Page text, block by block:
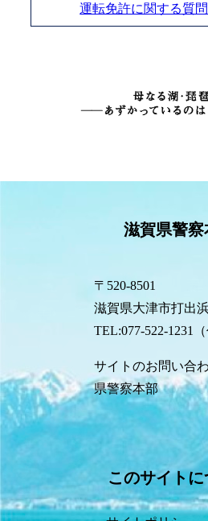
運転免許に関する質
滋賀県警察
〒520-8501
滋賀県大津市打出
TEL:077-522-1231
サイトのお問い合
県警察本部
このサイトに